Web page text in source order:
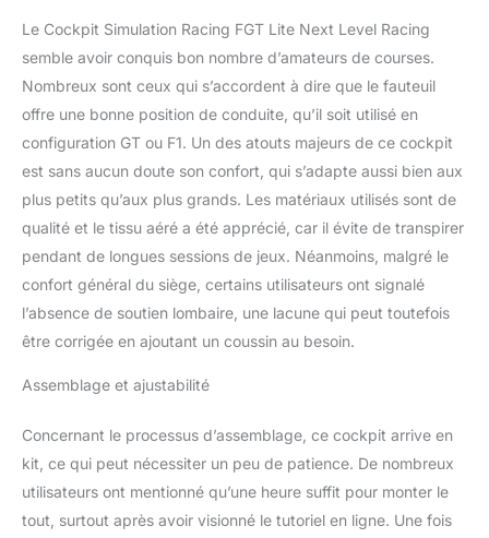
avec PlayStation, Xbox,
Wii, PC et Mac Convient
aux utilisateurs de 120
cm/47 pouces et jusqu'à
200 cm/79 pouces.
Limite d'utilisateur de 150
kg/330 lb
Le Cockpit Simulation Racing FGT Lite Next Level Racing
semble avoir conquis bon nombre d’amateurs de courses.
Nombreux sont ceux qui s’accordent à dire que le fauteuil
offre une bonne position de conduite, qu’il soit utilisé en
configuration GT ou F1. Un des atouts majeurs de ce cockpit
est sans aucun doute son confort, qui s’adapte aussi bien aux
plus petits qu’aux plus grands. Les matériaux utilisés sont de
qualité et le tissu aéré a été apprécié, car il évite de transpirer
pendant de longues sessions de jeux. Néanmoins, malgré le
confort général du siège, certains utilisateurs ont signalé
l’absence de soutien lombaire, une lacune qui peut toutefois
être corrigée en ajoutant un coussin au besoin.
Assemblage et ajustabilité
Concernant le processus d’assemblage, ce cockpit arrive en
kit, ce qui peut nécessiter un peu de patience. De nombreux
utilisateurs ont mentionné qu’une heure suffit pour monter le
tout, surtout après avoir visionné le tutoriel en ligne. Une fois